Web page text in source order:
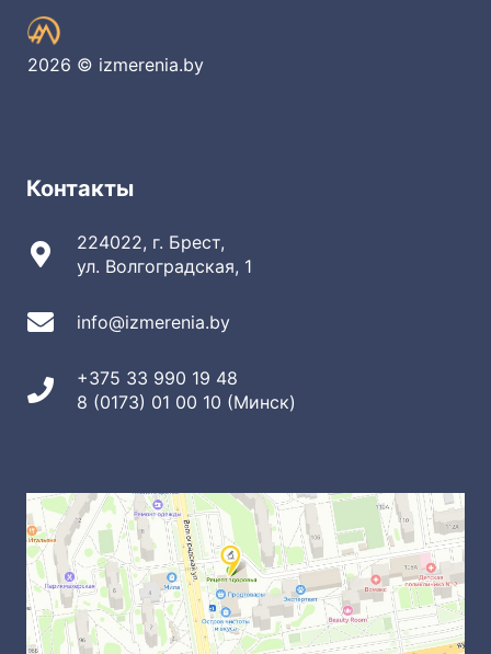
2026 © izmerenia.by
Контакты
224022, г. Брест,
ул. Волгоградская, 1
info@izmerenia.by
+375 33 990 19 48
8 (0173) 01 00 10 (Минск)